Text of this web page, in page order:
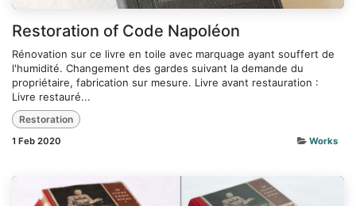
Restoration of Code Napoléon
Rénovation sur ce livre en toile avec marquage ayant souffert de
l'humidité. Changement des gardes suivant la demande du
propriétaire, fabrication sur mesure. Livre avant restauration :
Livre restauré...
Restoration
1 Feb 2020 Works